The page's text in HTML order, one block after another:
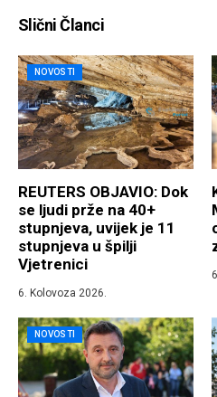
Slični Članci
NOVOSTI
REUTERS OBJAVIO: Dok
se ljudi prže na 40+
stupnjeva, uvijek je 11
stupnjeva u špilji
Vjetrenici
6. Kolovoza 2026.
NOVOSTI